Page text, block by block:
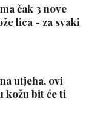
čak 3 nove
lica - za svaki
utjeha, ovi
kožu bit će ti